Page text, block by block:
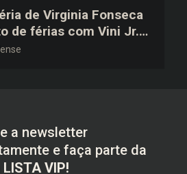
de Virginia Fonseca
de férias com Vini Jr.
na web: “Não
a newsletter
e faça parte da
LISTA VIP!